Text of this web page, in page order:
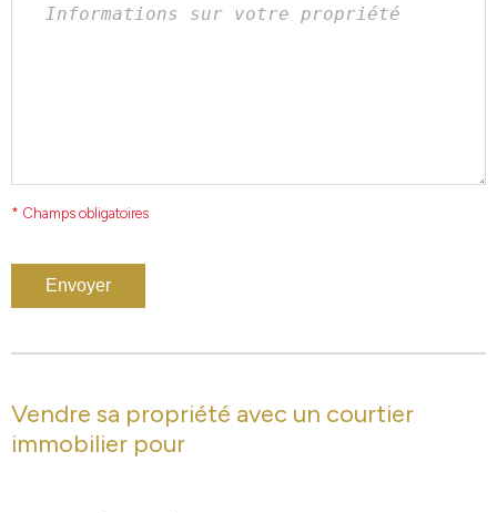
* Champs obligatoires
Vendre sa propriété avec un courtier
immobilier pour